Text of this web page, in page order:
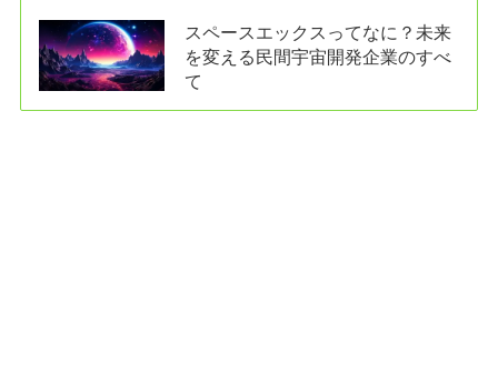
スペースエックスってなに？未来
を変える民間宇宙開発企業のすべ
て